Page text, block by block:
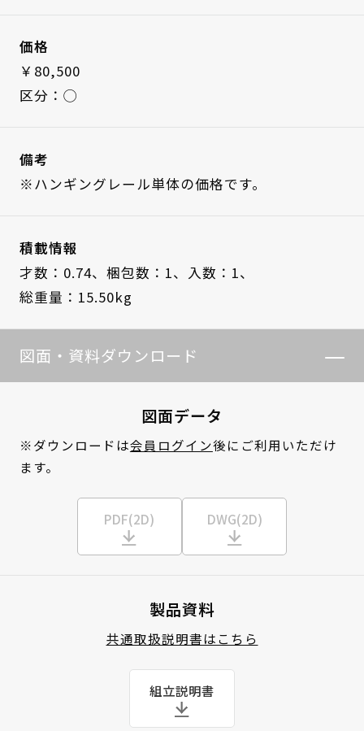
価格
￥80,500
区分：◯
備考
※ハンギングレール単体の価格です。
積載情報
才数：0.74、 梱包数：1、 入数：1、
総重量：15.50kg
図面・資料ダウンロード
図面データ
※ダウンロードは会員ログイン後にご利用いただけ
ます。
PDF(2D) DWG(2D)
製品資料
共通取扱説明書はこちら
組立説明書